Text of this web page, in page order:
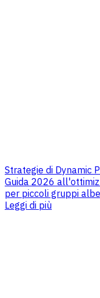
Strategie di Dynamic
Guida 2026
per piccoli gruppi
Leggi di più